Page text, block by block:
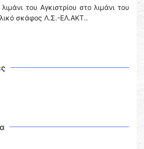
του Αγκιστρίου στο λιμάνι του
σκάφος Λ.Σ.-ΕΛ.ΑΚΤ..